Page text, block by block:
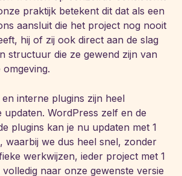
praktijk betekent dit dat als een
aansluit die het project nog nooit
hij of zij ook direct aan de slag
structuur die ze gewend zijn van
interne plugins zijn heel
updaten. WordPress zelf en de
plugins kan je nu updaten met 1
waarbij we dus heel snel, zonder
werkwijzen, ieder project met 1
naar onze gewenste versie